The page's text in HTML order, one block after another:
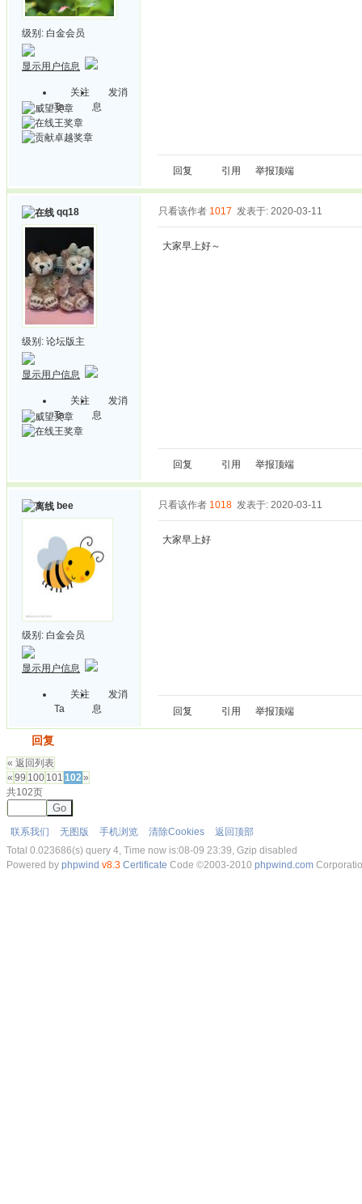
级别: 白金会员
显示用户信息
关注
Ta
发消
息
回复 引用 举报顶端
qq18
级别: 论坛版主
显示用户信息
关注
Ta
发消
息
只看该作者 1017 发表于: 2020-03-11
大家早上好～
回复 引用 举报顶端
bee
级别: 白金会员
显示用户信息
关注
Ta
发消
息
只看该作者 1018 发表于: 2020-03-11
大家早上好
回复 引用 举报顶端
回复
« 返回列表
« 99 100 101 102»
共102页
Go
联系我们 无图版 手机浏览 清除Cookies
返回顶部
Total 0.023686(s) query 4, Time now is:08-09 23:39, Gzip disabled
Powered by phpwind v8.3 Certificate Code ©2003-2010 phpwind.com